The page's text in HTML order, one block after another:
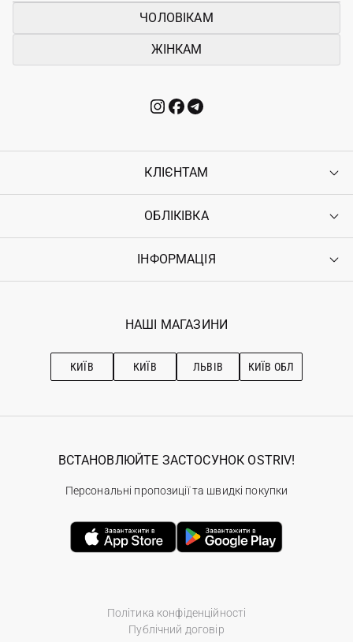
ЧОЛОВІКАМ
ЖІНКАМ
КЛІЄНТАМ
Контакти
Повернення
Гарантія
ОБЛІКІВКА
Увійти
Ostriv Club+
ІНФОРМАЦІЯ
Наші магазини
Рекомендації з догляду
НАШІ МАГАЗИНИ
КИЇВ КИЇВ ЛЬВІВ КИЇВ ОБЛ
Політика конфіденційності
Публічний договір
ВСТАНОВЛЮЙТЕ ЗАСТОСУНОК OSTRIV!
Персональні пропозиції та швидкі покупки